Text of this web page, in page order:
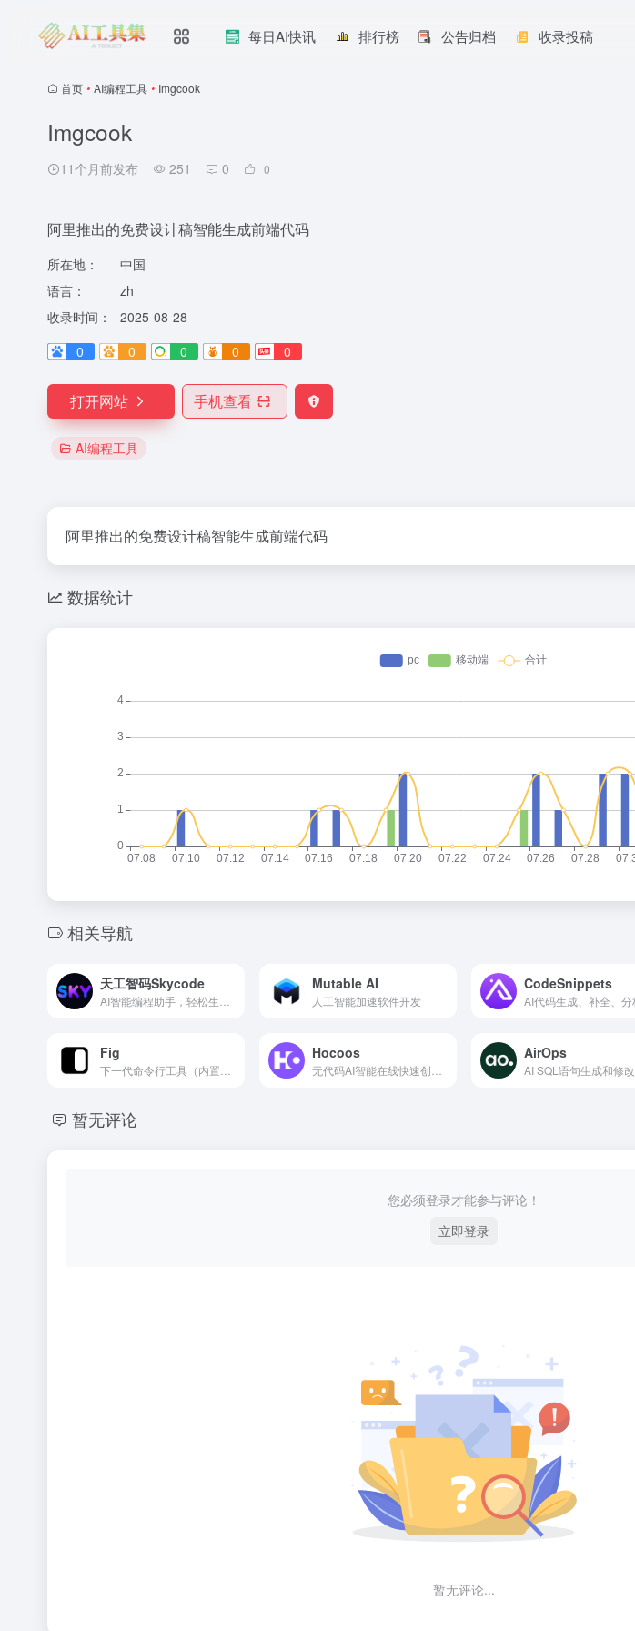
每日AI快讯 排行榜 公告归档 收录投稿
首页 • AI编程工具 • Imgcook
Imgcook
11个月前发布 251 0 0
阿里推出的免费设计稿智能生成前端代码
所在地：
中国
语言：
zh
收录时间：
2025-08-28
0
0 0 0 0
打开网站 手机查看
AI编程工具
阿里推出的免费设计稿智能生成前端代码
数据统计
相关导航
天工智码Skycode Mutable AI
人工智能加速软件开发
CodeSnippets
Fig Hocoos AirOps
AI SQL语句生成和修改
暂无评论
您必须登录才能参与评论！
立即登录
暂无评论...